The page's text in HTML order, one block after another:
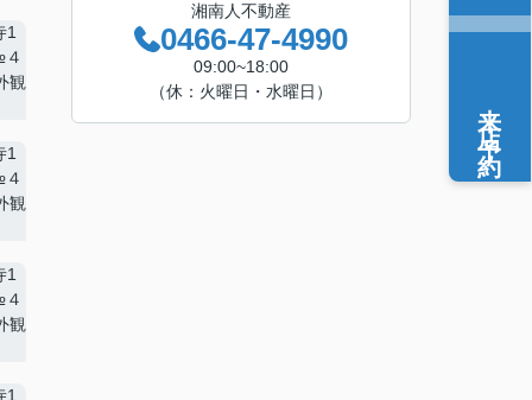
湘南人不動産
0466-47-4990
09:00~18:00
（休：火曜日・水曜日）
来店予約